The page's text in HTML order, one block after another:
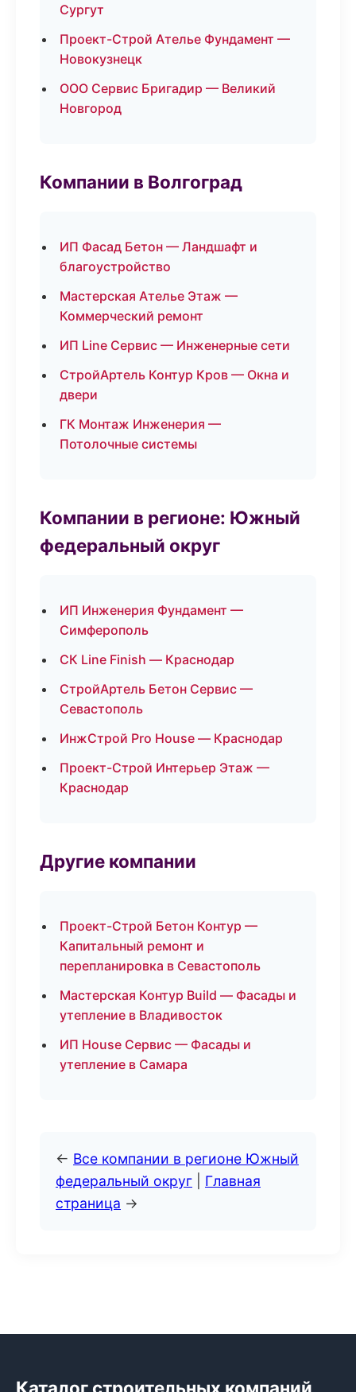
Сургут
Проект-Строй Ателье Фундамент —
Новокузнецк
ООО Сервис Бригадир — Великий
Новгород
Компании в Волгоград
ИП Фасад Бетон — Ландшафт и
благоустройство
Мастерская Ателье Этаж —
Коммерческий ремонт
ИП Line Сервис — Инженерные сети
СтройАртель Контур Кров — Окна и
двери
ГК Монтаж Инженерия —
Потолочные системы
Компании в регионе: Южный
федеральный округ
ИП Инженерия Фундамент —
Симферополь
СК Line Finish — Краснодар
СтройАртель Бетон Сервис —
Севастополь
ИнжСтрой Pro House — Краснодар
Проект-Строй Интерьер Этаж —
Краснодар
Другие компании
Проект-Строй Бетон Контур —
Капитальный ремонт и
перепланировка в Севастополь
Мастерская Контур Build — Фасады и
утепление в Владивосток
ИП House Сервис — Фасады и
утепление в Самара
← Все компании в регионе Южный
федеральный округ
Главная
страница →
Каталог строительных компаний